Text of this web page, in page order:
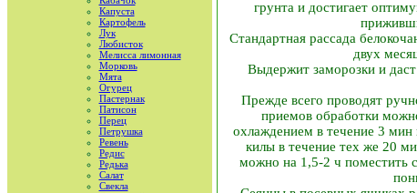
Капуста
Картофель
Лук
Любисток
Мелисса лимонная
Морковь
Мята
Огурец
Пастернак
Патисон
Перец
Петрушка
Ревень
Редис
Редька
Салат
Свекла
грунта и достигает
Стандартная рассада
двух
Выдержит заморозки и даст
Прежде всего проводят
приемов обработки
охлаждением в течение 3 мин
килы в течение тех же 20
можно на 1,5-2 ч поместить